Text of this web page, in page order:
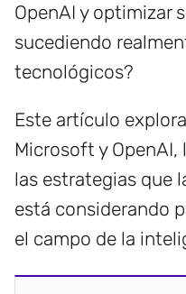
OpenAI y optimizar
sucediendo
tecnológicos?
Este artículo
Microsoft y
las estrategias que
está considerando
el campo de la